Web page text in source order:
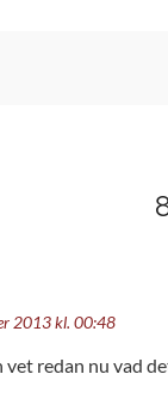
2013 kl. 00:48
vet redan nu vad